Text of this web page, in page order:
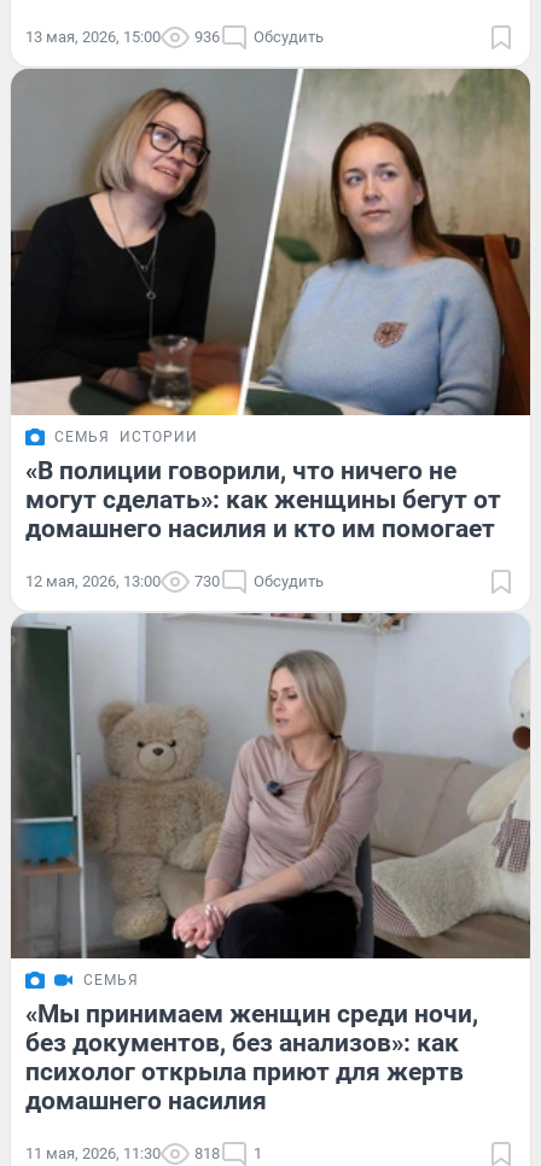
13 мая, 2026, 15:00 936 Обсудить
СЕМЬЯ ИСТОРИИ
«В полиции говорили, что ничего не
могут сделать»: как женщины бегут от
домашнего насилия и кто им помогает
12 мая, 2026, 13:00 730 Обсудить
СЕМЬЯ
«Мы принимаем женщин среди ночи,
без документов, без анализов»: как
психолог открыла приют для жертв
домашнего насилия
11 мая, 2026, 11:30 818 1